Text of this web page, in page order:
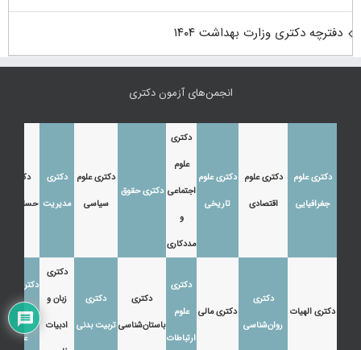
دفترچه دکتری وزارت بهداشت ۱۴۰۴
انجمن‌های آزمون دکتری
دکتری علوم
جغرافیایی
دکتری علوم
اقتصادی
دکتری علوم
تاریخی
دکتری
علوم
اجتماعی
و
مددکاری
دکتری حقوق
دکتری علوم
سیاسی
دکتری
مدیریت
دکتری
حسابداری
دکتری الهیات
دکتری
روان‌شناسی
دکتری مالی
دکتری
علوم
ارتباطات
دکتری
باستان‌شناسی
دکتری
تربیت بدنی
دکتری
زبان و
ادبیات
دکتری زبان
و ادبیات
عرب